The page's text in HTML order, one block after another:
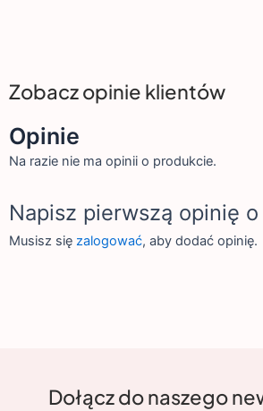
Zobacz opinie klientów
Opinie
Na razie nie ma opinii o produkcie.
Napisz pierwszą opinię o
Musisz się zalogować, aby dodać opinię.
Dołącz do naszego